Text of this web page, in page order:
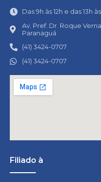
Das 9h às 12h e das 13h
Av. Pref. Dr. Roque
Paranaguá
(41) 3424-0707
(41) 3424-0707
Filiado à